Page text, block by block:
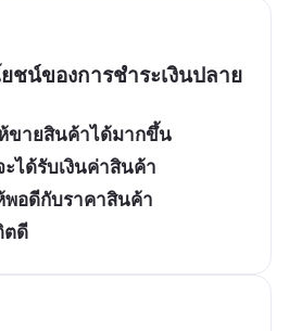
ชน์ของการชำระเงินปลาย
ขายสินค้าได้มากขึ้น
ได้รับเงินค่าสินค้า
พอดีกับราคาสินค้า
ตดี